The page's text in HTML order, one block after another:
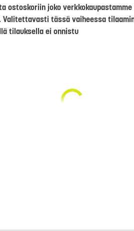
ostoskoriin joko
Valitettavasti tässä vaiheessa
tilauksella ei onnistu